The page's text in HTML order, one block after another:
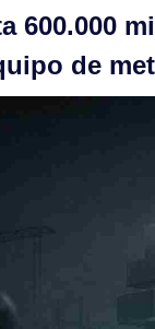
600.000
de